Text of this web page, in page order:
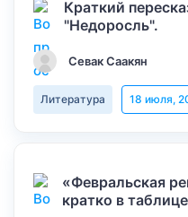
Краткий
"Недоросль".
Севак Саакян
Литература 18 июля,
«Февральская
кратко в